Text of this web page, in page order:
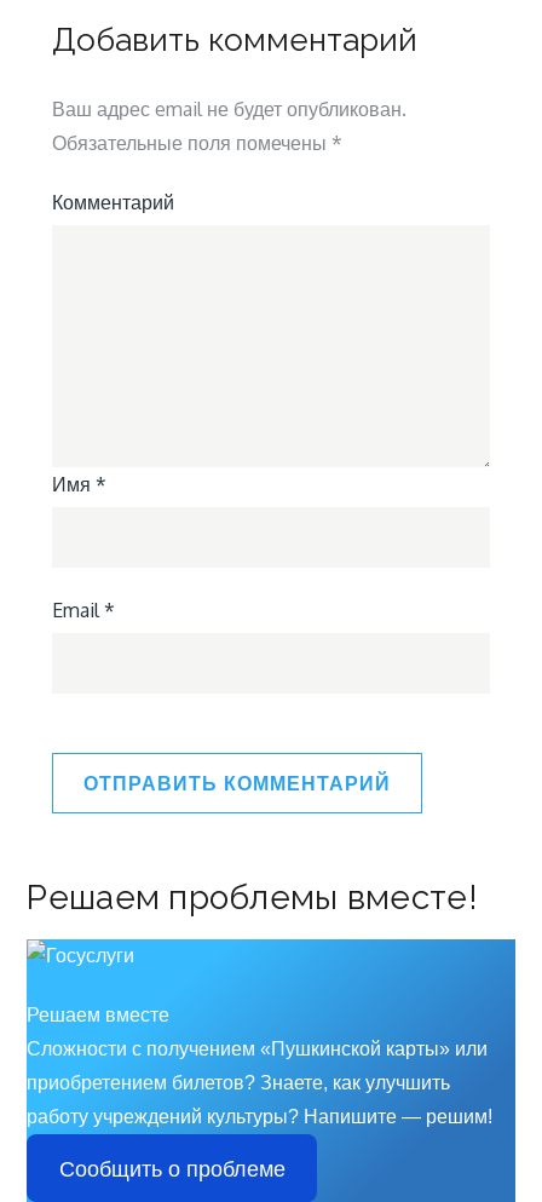
Добавить комментарий
Ваш адрес email не будет опубликован.
Обязательные поля помечены *
Комментарий
Имя *
Email *
Решаем проблемы вместе!
Решаем вместе
Сложности с получением «Пушкинской карты» или
приобретением билетов? Знаете, как улучшить
работу учреждений культуры? Напишите — решим!
Сообщить о проблеме